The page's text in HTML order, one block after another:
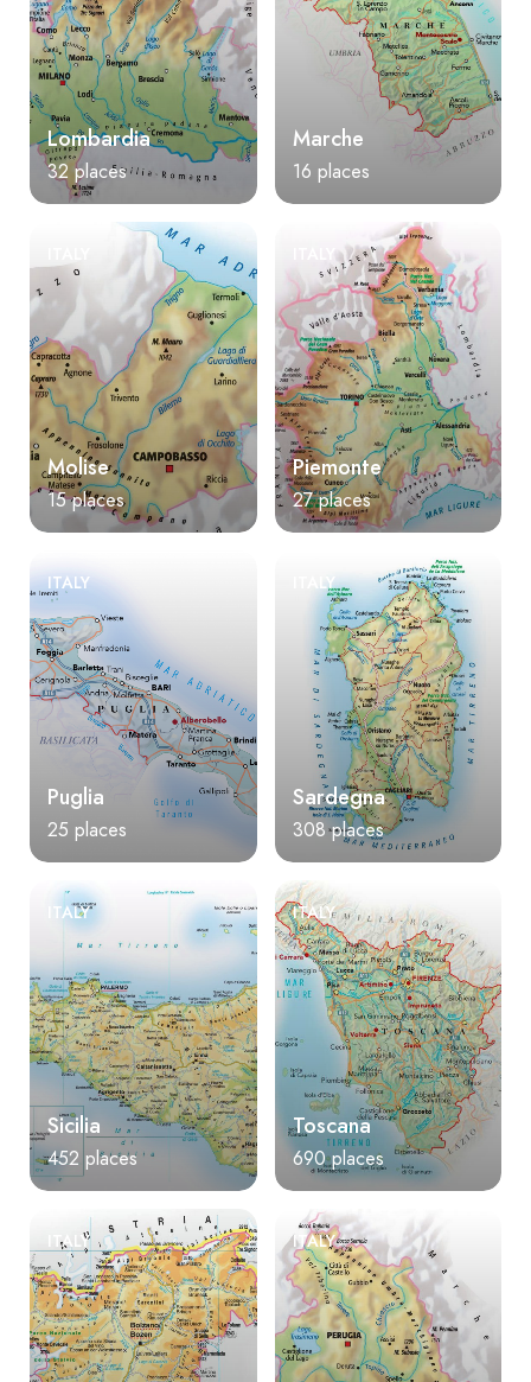
Lombardia
32 places
Marche
16 places
Molise
15 places
Piemonte
27 places
ITALY
Puglia
25 places
ITALY
Sardegna
308 places
ITALY
Sicilia
452 places
ITALY
Toscana
690 places
ITALY ITALY